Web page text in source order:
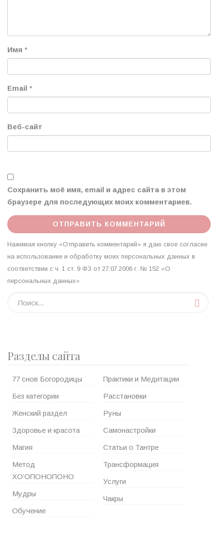
Имя *
Email *
Веб-сайт
Сохранить моё имя, email и адрес сайта в этом
браузере для последующих моих комментариев.
Нажимая кнопку «Отправить комментарий» я даю свое согласие
на использование и обработку моих персональных данных в
соответствии с ч. 1 ст. 9 ФЗ от 27.07.2006 г. № 152 «О
персональных данных»
Разделы сайта
77 снов Богородицы
Без категории
Женский раздел
Здоровье и красота
Магия
Метод
ХО’ОПОНОПОНО
Мудры
Обучение
Практики и Медитации
Расстановки
Руны
Самонастройки
Статьи о Тантре
Трансформация
Услуги
Чакры